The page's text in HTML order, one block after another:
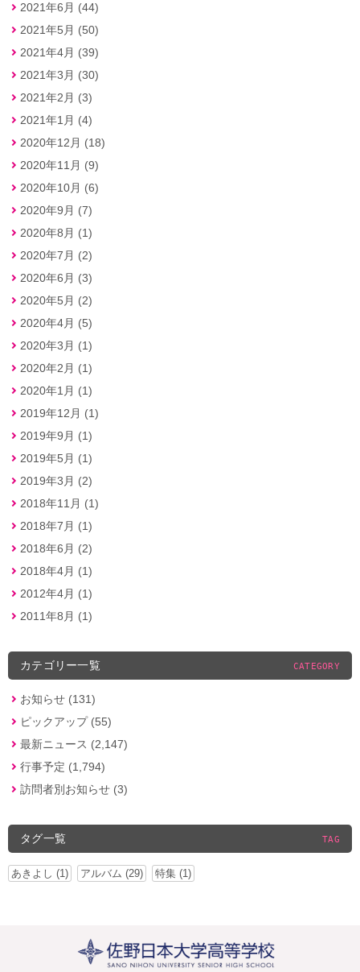
2021年6月 (44)
2021年5月 (50)
2021年4月 (39)
2021年3月 (30)
2021年2月 (3)
2021年1月 (4)
2020年12月 (18)
2020年11月 (9)
2020年10月 (6)
2020年9月 (7)
2020年8月 (1)
2020年7月 (2)
2020年6月 (3)
2020年5月 (2)
2020年4月 (5)
2020年3月 (1)
2020年2月 (1)
2020年1月 (1)
2019年12月 (1)
2019年9月 (1)
2019年5月 (1)
2019年3月 (2)
2018年11月 (1)
2018年7月 (1)
2018年6月 (2)
2018年4月 (1)
2012年4月 (1)
2011年8月 (1)
カテゴリー一覧 CATEGORY
お知らせ (131)
ピックアップ (55)
最新ニュース (2,147)
行事予定 (1,794)
訪問者別お知らせ (3)
タグ一覧 TAG
あきよし (1) アルバム (29) 特集 (1)